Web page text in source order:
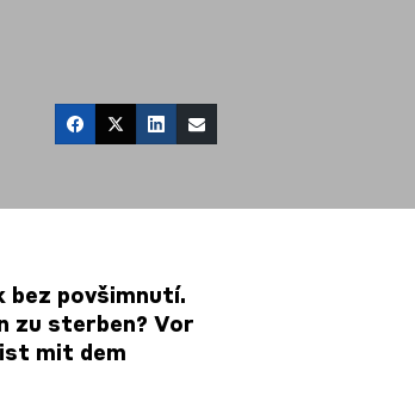
bez povšimnutí.
zu sterben? Vor
mit dem